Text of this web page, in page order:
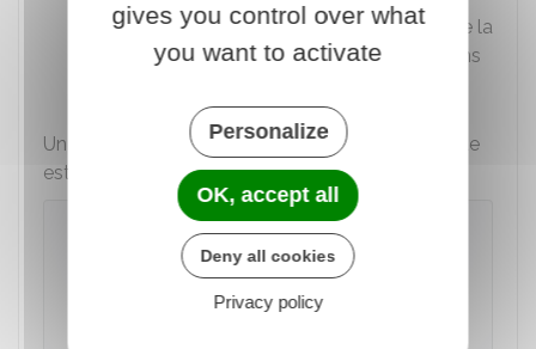
réembauche pendant 1 an à compter de la
rupture du contrat de travail et conditions
Un modèle de lettre de licenciement économique
est disponible :
Lettre de licenciement économique
envoyée à titre définitif - CSP
gives you control over what
you want to activate
Personalize
OK, accept all
Deny all cookies
Privacy policy